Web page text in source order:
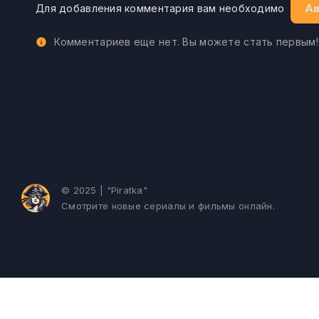
Для добавления комментария вам необходимо
Комментариев еще нет. Вы можете стать первым!
© 2025 | "Piratka"
Смотрите новые сериалы и фильмы онлайн.